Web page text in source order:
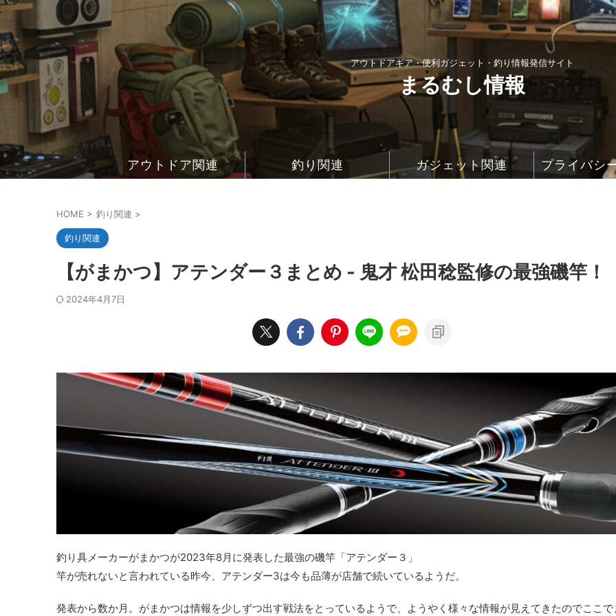
アウトドアギア・便利ガジェット・釣り情報発信サイト
まるむし情報
アウトドア関連 釣り関連 ガジェット関連 プライバシ
HOME > 釣り関連 >
釣り関連
【がまかつ】アテンダー３まとめ - 鬼才 松田稔監修の最強磯竿！
2024年4月7日
釣り具メーカーがまかつが2023年8月に発表した最強の磯竿「アテンダー３」
竿が売れないと言われている昨今、アテンダー3は今も品薄が店舗で続いているようだ。
発表から数か月。がまかつは情報を少しずつ出す戦法をとっているようで、ようやく様々な情報が見えてきたのでここで